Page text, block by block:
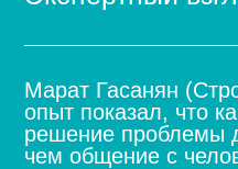
Марат Гасанян
опыт показал, что
решение проблемы
чем общение с